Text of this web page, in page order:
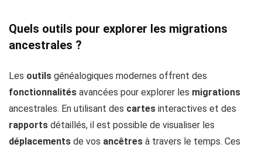
Quels outils pour explorer les migrations
ancestrales ?
Les outils généalogiques modernes offrent des
fonctionnalités avancées pour explorer les migrations
ancestrales. En utilisant des cartes interactives et des
rapports détaillés, il est possible de visualiser les
déplacements de vos ancêtres à travers le temps. Ces